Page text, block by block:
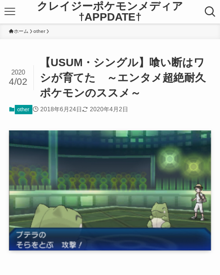
クレイジーポケモンメディア
†APPDATE†
ホーム other
【USUM・シングル】喰い断はワ
シが育てた ～エンタメ超絶耐久
ポケモンのススメ～
2020
4/02
other 2018年6月24日 2020年4月2日